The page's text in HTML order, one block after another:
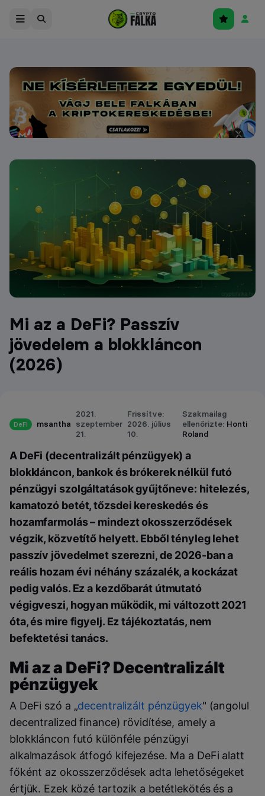
Mi az a DeFi? Passzív
jövedelem a blokkláncon
(2026)
DeFI msantha
2021.
szeptember
21.
Frissítve:
2026. július
10.
Szakmailag
ellenőrizte: Honti
Roland
A DeFi (decentralizált pénzügyek) a
blokkláncon, bankok és brókerek nélkül futó
pénzügyi szolgáltatások gyűjtőneve: hitelezés,
kamatozó betét, tőzsdei kereskedés és
hozamfarmolás – mindezt okosszerződések
végzik, közvetítő helyett. Ebből tényleg lehet
passzív jövedelmet szerezni, de 2026-ban a
reális hozam évi néhány százalék, a kockázat
pedig valós. Ez a kezdőbarát útmutató
végigveszi, hogyan működik, mi változott 2021
óta, és mire figyelj. Ez tájékoztatás, nem
befektetési tanács.
Mi az a DeFi? Decentralizált
pénzügyek
A DeFi szó a „decentralizált pénzügyek" (angolul
decentralized finance) rövidítése, amely a
blokkláncon futó különféle pénzügyi
alkalmazások átfogó kifejezése. Ma a DeFi alatt
főként az okosszerződések adta lehetőségeket
értjük. Ezek közé tartozik a betétlekötés és a